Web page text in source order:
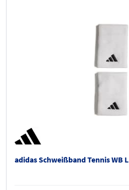
adidas Schweißband Tennis WB L